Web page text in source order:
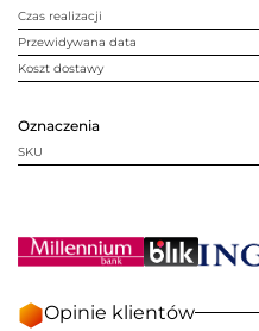
Czas realizacji
Przewidywana data
Koszt dostawy
Oznaczenia
SKU
Opinie klientów